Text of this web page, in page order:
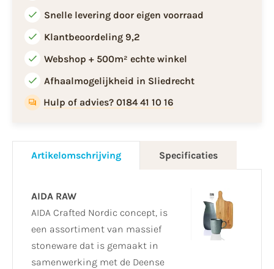
Snelle levering door eigen voorraad
Klantbeoordeling 9,2
Webshop + 500m² echte winkel
Afhaalmogelijkheid in Sliedrecht
Hulp of advies? 0184 41 10 16
Artikelomschrijving Specificaties
AIDA RAW
AIDA Crafted Nordic concept, is
een assortiment van massief
stoneware dat is gemaakt in
samenwerking met de Deense